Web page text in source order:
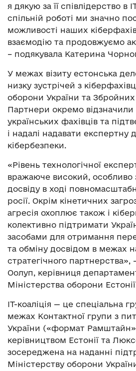
я дякую за її співлідерство в
спільній роботі ми значно
можливості наших
взаємодію та продовжуємо
– подякувала Катерина
У межах візиту естонська
низку зустрічей з
оборони України та
Партнери окремо відзначили
українських фахівців та
і надалі надавати експертну
кібербезпеки.
«Рівень технологічної
вражаюче високий, особливо
досвіду в ході
росії. Окрім кінетичних
агресія охоплює також і
колективно підтримати
засобами для отримання
та обміну досвідом в межах
стратегічного партнерства»,
Оолуп, керівниця
Міністерства оборони
ІТ-коаліція — це спеціальна
межах Контактної групи з
України («формат
керівництвом Естонії та
зосереджена на наданні
Міністерству оборони